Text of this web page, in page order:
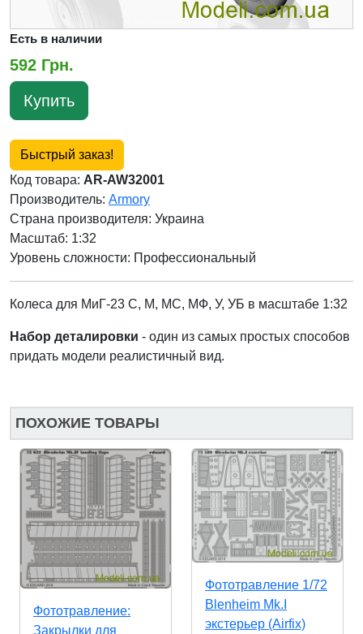
Есть в наличии
592 Грн.
Купить
Быстрый заказ!
Код товара: AR-AW32001
Производитель: Armory
Страна производителя: Украина
Масштаб: 1:32
Уровень сложности: Профессиональный
Колеса для МиГ-23 С, М, МС, МФ, У, УБ в масштабе 1:32
Набор деталировки - один из самых простых способов
придать модели реалистичный вид.
ПОХОЖИЕ ТОВАРЫ
Фототравление:
Закрылки для
Фототравление 1/72
Blenheim Mk.I
экстерьер (Airfix)